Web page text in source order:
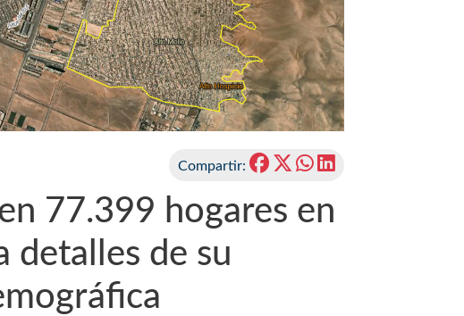
Compartir:
77.399 hogares en
detalles de su